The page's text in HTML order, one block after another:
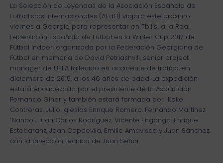
La Selección de Leyendas de la Asociación Española de
Futbolistas Internacionales (AEdFI) viajará este próximo
viernes a Georgia para representar en Tbilisi a la Real
Federación Española de Fútbol en la Winter Cup 2017 de
Fútbol Indoor, organizada por la Federación Georgiana de
Fútbol en memoria de David Petriashvili, senior project
manager de UEFA fallecido en accidente de tráfico, en
diciembre de 2015, a los 46 años de edad. La expedición
estará encabezada por el presidente de la Asociación
Fernando Giner y también estará formada por Koke
Contreras, Julio Iglesias Enrique Romero, Fernando Martínez
‘Nando’, Juan Carlos Rodríguez, Vicente Engonga, Enrique
Estebaranz, Joan Capdevila, Emilio Amavisca y Juan Sánchez,
con la dirección técnica de Juan Señor.